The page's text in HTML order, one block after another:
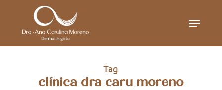
Menu
Tag
clínica dra caru moreno